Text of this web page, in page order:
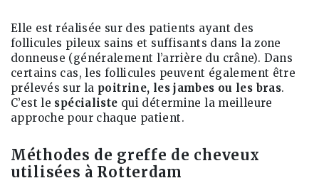
Elle est réalisée sur des patients ayant des
follicules pileux sains et suffisants dans la zone
donneuse (généralement l’arrière du crâne). Dans
certains cas, les follicules peuvent également être
prélevés sur la poitrine, les jambes ou les bras.
C’est le spécialiste qui détermine la meilleure
approche pour chaque patient.
Méthodes de greffe de cheveux
utilisées à Rotterdam